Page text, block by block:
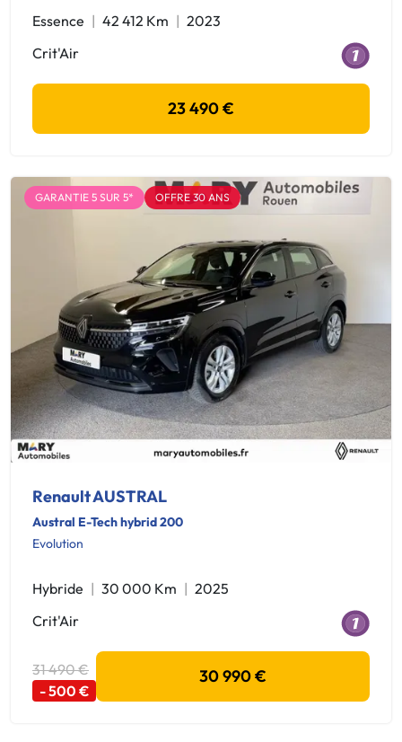
Essence 42 412 Km
2023
Crit'Air
23 490 €
GARANTIE 5 SUR 5* OFFRE 30 ANS
Renault AUSTRAL
Austral E-Tech hybrid 200
Evolution
Hybride 30 000 Km
2025
Crit'Air
31 490 €
- 500 €
30 990 €